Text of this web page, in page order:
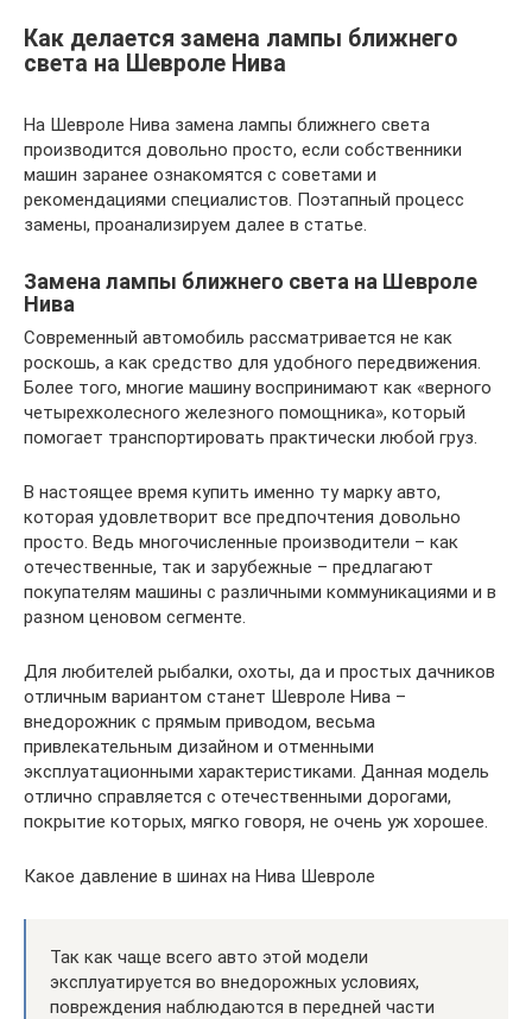
Как делается замена лампы ближнего
света на Шевроле Нива
На Шевроле Нива замена лампы ближнего света
производится довольно просто, если собственники
машин заранее ознакомятся с советами и
рекомендациями специалистов. Поэтапный процесс
замены, проанализируем далее в статье.
Замена лампы ближнего света на Шевроле
Нива
Современный автомобиль рассматривается не как
роскошь, а как средство для удобного передвижения.
Более того, многие машину воспринимают как «верного
четырехколесного железного помощника», который
помогает транспортировать практически любой груз.
В настоящее время купить именно ту марку авто,
которая удовлетворит все предпочтения довольно
просто. Ведь многочисленные производители – как
отечественные, так и зарубежные – предлагают
покупателям машины с различными коммуникациями и в
разном ценовом сегменте.
Для любителей рыбалки, охоты, да и простых дачников
отличным вариантом станет Шевроле Нива –
внедорожник с прямым приводом, весьма
привлекательным дизайном и отменными
эксплуатационными характеристиками. Данная модель
отлично справляется с отечественными дорогами,
покрытие которых, мягко говоря, не очень уж хорошее.
Какое давление в шинах на Нива Шевроле
Так как чаще всего авто этой модели
эксплуатируется во внедорожных условиях,
повреждения наблюдаются в передней части